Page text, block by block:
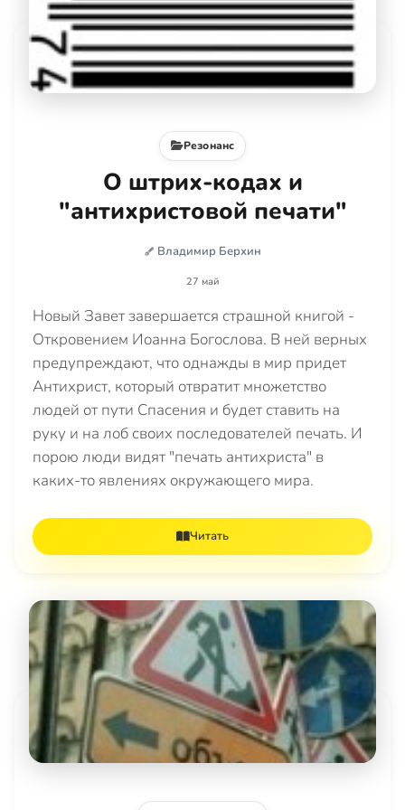
Резонанс
О штрих-кодах и
"антихристовой печати"
Владимир Берхин
27 май
Новый Завет завершается страшной книгой -
Откровением Иоанна Богослова. В ней верных
предупреждают, что однажды в мир придет
Антихрист, который отвратит множетство
людей от пути Спасения и будет ставить на
руку и на лоб своих последователей печать. И
порою люди видят "печать антихриста" в
каких-то явлениях окружающего мира.
Читать